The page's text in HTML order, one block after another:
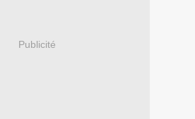
Publicité